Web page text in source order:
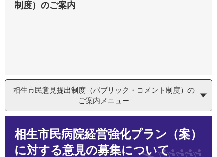
制度）のご案内
相生市民意見提出制度（パブリック・コメント制度）の
ご案内メニュー
相生市民病院経営強化プラン（案）
に対する意見の募集について